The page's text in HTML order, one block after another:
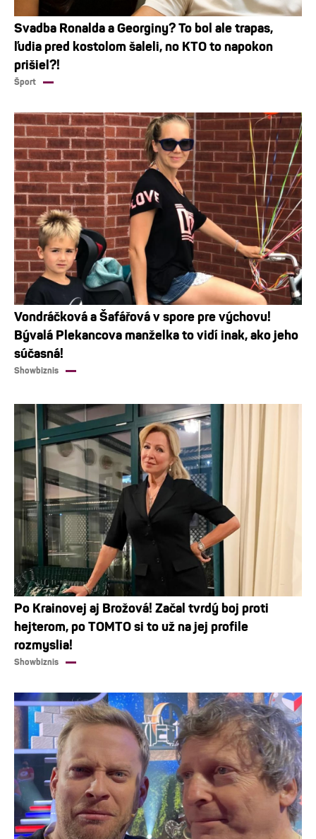
Svadba Ronalda a Georginy? To bol ale trapas,
ľudia pred kostolom šaleli, no KTO to napokon
prišiel?!
Šport
Vondráčková a Šafářová v spore pre výchovu!
Bývalá Plekancova manželka to vidí inak, ako jeho
súčasná!
Showbiznis
Po Krainovej aj Brožová! Začal tvrdý boj proti
hejterom, po TOMTO si to už na jej profile
rozmyslia!
Showbiznis